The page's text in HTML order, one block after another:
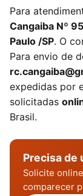
Para
Cangaiba Nº
Paulo /SP. O
Para envio de
expedidas por
solicitadas
Brasil.
Precisa de
Solicite
comparecer